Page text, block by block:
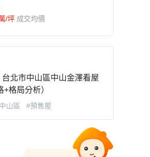
/坪 成交均價
台北市中山區中山金澤看屋
格局分析）
山區 #預售屋